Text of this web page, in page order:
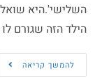
השלישי'.היא
הילד הזה שגורם
להמשך קריאה